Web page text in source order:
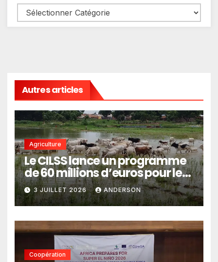
Autres articles
Agriculture
Le CILSS lance un programme
de 60 millions d’euros pour le
pastoralisme
3 JUILLET 2026 ANDERSON
Coopération